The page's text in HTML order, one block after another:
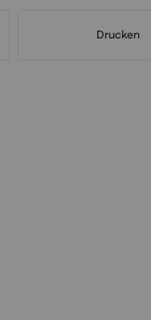
Drucken